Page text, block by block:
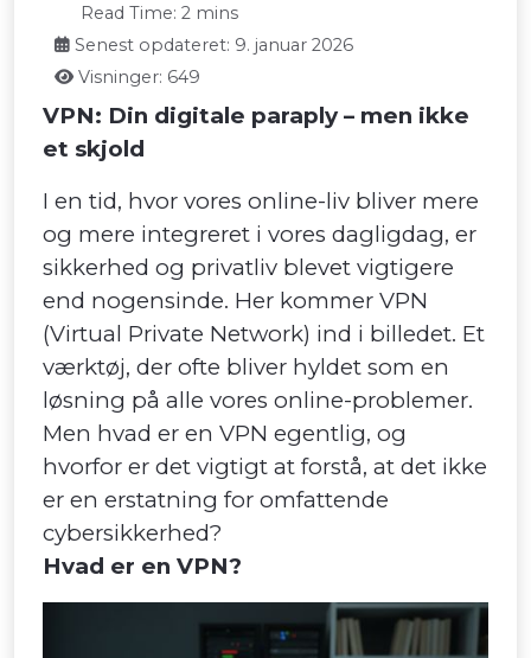
Read Time: 2 mins
Senest opdateret: 9. januar 2026
Visninger: 649
VPN: Din digitale paraply – men ikke
et skjold
I en tid, hvor vores online-liv bliver mere
og mere integreret i vores dagligdag, er
sikkerhed og privatliv blevet vigtigere
end nogensinde. Her kommer VPN
(Virtual Private Network) ind i billedet. Et
værktøj, der ofte bliver hyldet som en
løsning på alle vores online-problemer.
Men hvad er en VPN egentlig, og
hvorfor er det vigtigt at forstå, at det ikke
er en erstatning for omfattende
cybersikkerhed?
Hvad er en VPN?